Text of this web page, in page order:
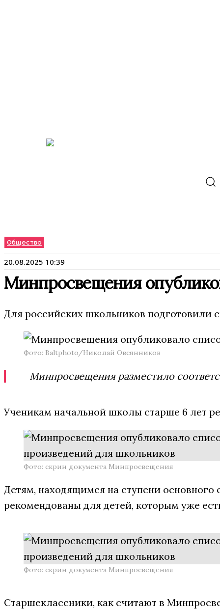
Общество
20.08.2025 10:39
Минпросвещения
Для российских школьников подготовили
Фото: Baltphoto/Николай Овсянников
Минпросвещения разместило
Ученикам начальной школы старше 6 лет
Фото: скрин документа Минпросвещения
Детям, находящимся на ступени основного
рекомендованы для детей, которым уже
Фото: скрин документа Минпросвещения
Старшеклассники, как считают в